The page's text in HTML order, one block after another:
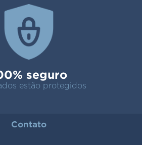
seguro
estão protegidos
Contato